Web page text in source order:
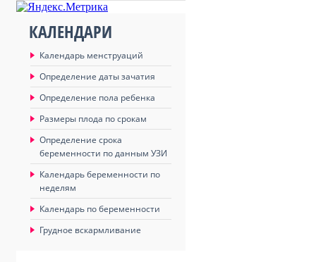
КАЛЕНДАРИ
Календарь менструаций
Определение даты зачатия
Определение пола ребенка
Размеры плода по срокам
Определение срока
беременности по данным УЗИ
Календарь беременности по
неделям
Календарь по беременности
Грудное вскармливание